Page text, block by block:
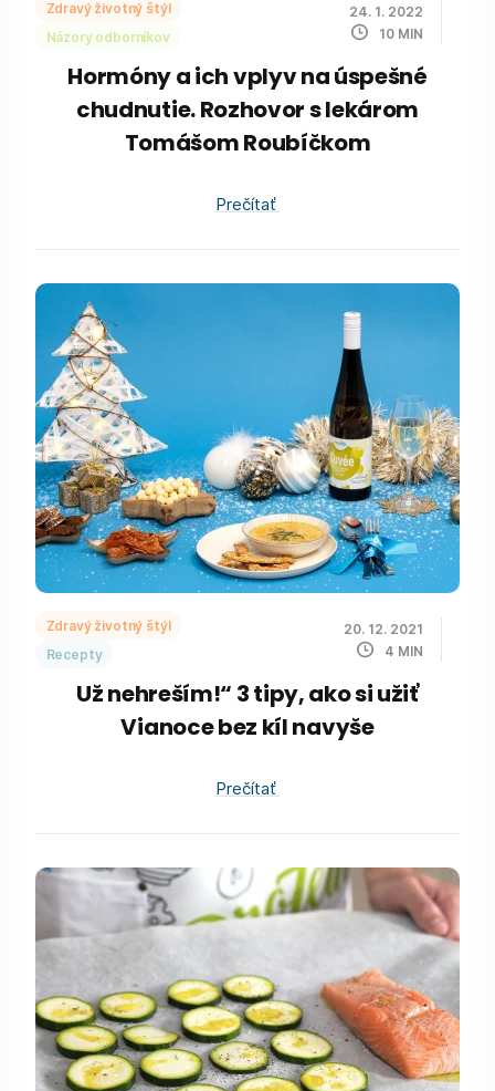
Zdravý životný štýl
Názory odborníkov
24. 1. 2022
10 MIN
Hormóny a ich vplyv na úspešné
chudnutie. Rozhovor s lekárom
Tomášom Roubíčkom
Prečítať
Zdravý životný štýl
Recepty
20. 12. 2021
4 MIN
Už nehreším!“ 3 tipy, ako si užiť
Vianoce bez kíl navyše
Prečítať